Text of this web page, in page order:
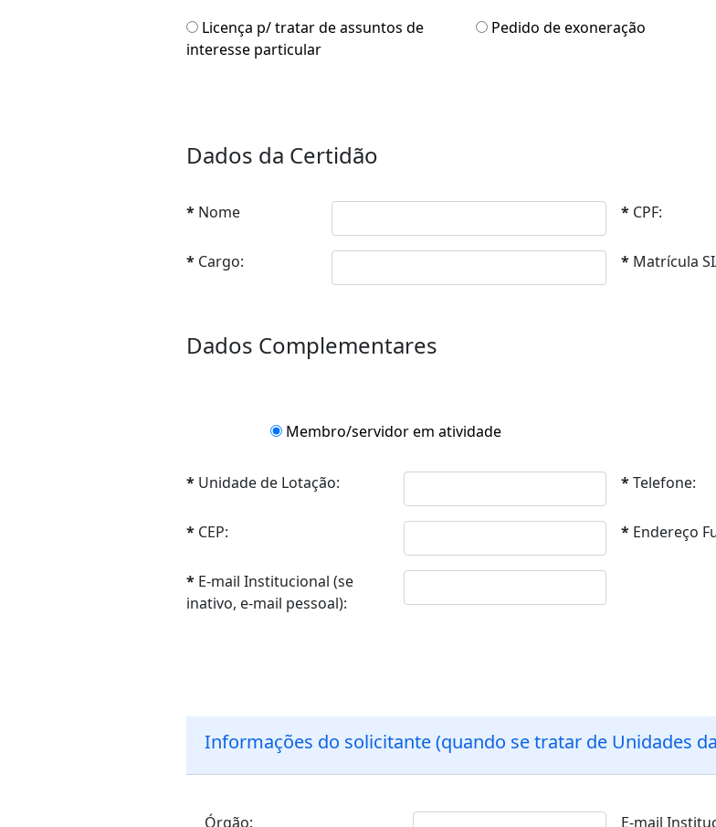
Licença p/ tratar de assuntos de
interesse particular
Pedido de exoneração
Dados da Certidão
* Nome * CPF:
* Cargo: * Matrícula
Dados Complementares
Membro/servidor em atividade
* Unidade de Lotação: *Telefone:
* CEP: * Endereço
* E-mail Institucional (se
inativo, e-mail pessoal):
Informações do solicitante (quando se tratar de Unidades
Órgão: E-mail